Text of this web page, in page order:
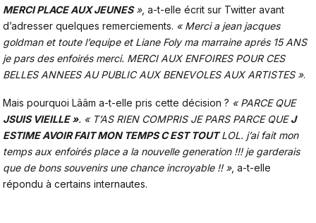
MERCI PLACE AUX JEUNES», a-t-elle écrit sur Twitter avant
d’adresser quelques remerciements. « Merci a jean jacques
goldman et toute l’equipe et Liane Foly ma marraine aprés 15 ANS
je pars des enfoirés merci. MERCI AUX ENFOIRES POUR CES
BELLES ANNEES AU PUBLIC AUX BENEVOLES AUX ARTISTES ».
Mais pourquoi Lââm a-t-elle pris cette décision ? « PARCE QUE
JSUIS VIEILLE ». « T’AS RIEN COMPRIS JE PARS PARCE QUEJ
ESTIME AVOIR FAIT MON TEMPS C EST TOUTLOL. j’ai fait mon
temps aux enfoirés place a la nouvelle generation !!! je garderais
que de bons souvenirs une chance incroyable !! », a-t-elle
répondu à certains internautes.